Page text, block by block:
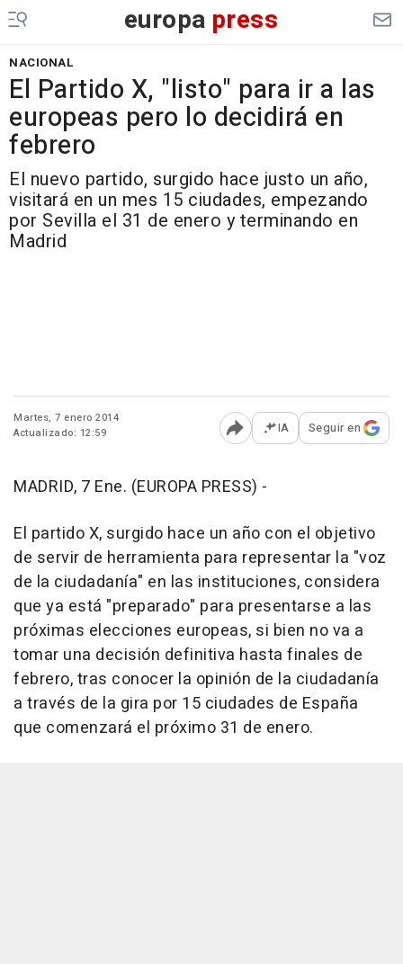
europa press
NACIONAL
El Partido X, "listo" para ir a las
europeas pero lo decidirá en
febrero
El nuevo partido, surgido hace justo un año,
visitará en un mes 15 ciudades, empezando
por Sevilla el 31 de enero y terminando en
Madrid
Martes, 7 enero 2014
Actualizado: 12:59
Abrir opciones para
IA Seguir en
MADRID, 7 Ene. (EUROPA PRESS) -
El partido X, surgido hace un año con el objetivo
de servir de herramienta para representar la "voz
de la ciudadanía" en las instituciones, considera
que ya está "preparado" para presentarse a las
próximas elecciones europeas, si bien no va a
tomar una decisión definitiva hasta finales de
febrero, tras conocer la opinión de la ciudadanía
a través de la gira por 15 ciudades de España
que comenzará el próximo 31 de enero.